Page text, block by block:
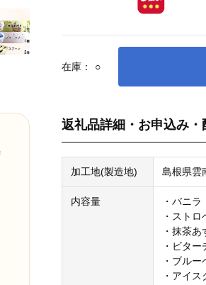
在庫： ○
返礼品詳細・お申込み・
加工地(製造地) 島根県雲
内容量
・バニ
・スト
・抹茶
・ビタ
・ブル
・アイ